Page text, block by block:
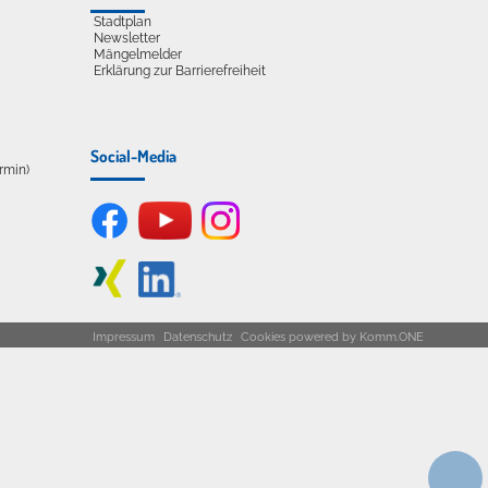
Stadtplan
Newsletter
Mängelmelder
Erklärung zur Barrierefreiheit
Social-Media
Impressum Datenschutz Cookies powered by Komm.ONE